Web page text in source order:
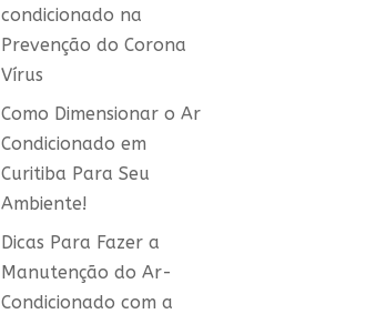
condicionado na
Prevenção do Corona
Vírus
Como Dimensionar o Ar
Condicionado em
Curitiba Para Seu
Ambiente!
Dicas Para Fazer a
Manutenção do Ar-
Condicionado com a